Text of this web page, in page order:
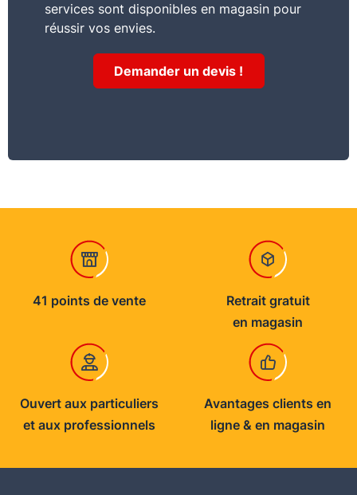
services sont disponibles en magasin pour
réussir vos envies.
Demander un devis !
41 points de vente
Retrait gratuit
en magasin
Ouvert aux particuliers
et aux professionnels
Avantages clients en
ligne & en magasin